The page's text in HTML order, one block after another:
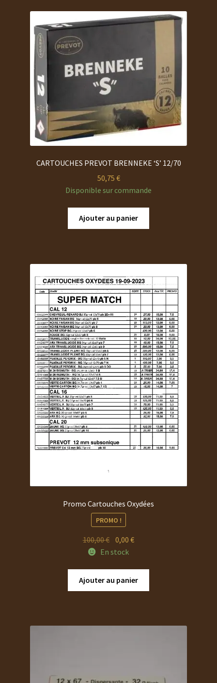
CARTOUCHES PREVOT BRENNEKE ‘S’ 12/70
50,75 €
Disponible sur commande
Ajouter au panier
Promo Cartouches Oxydées
PROMO !
100,00€ Le
prix
0,00€Le
En stock
Ajouter au panier